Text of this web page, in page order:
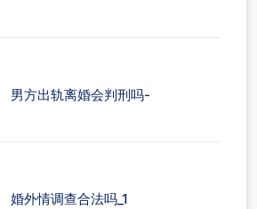
男方出轨离婚会判刑吗-
婚外情调查合法吗_1